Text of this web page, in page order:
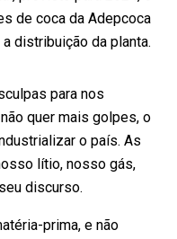
de coca da Adepcoca
distribuição da planta.
para nos
quer mais golpes, o
o país. As
lítio, nosso gás,
discurso.
prima, e não